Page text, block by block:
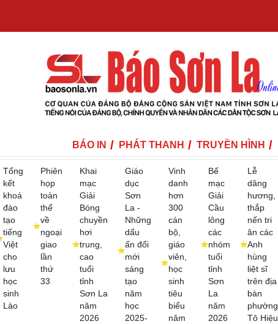
BÁO IN PHÁT THANH TRUYỀN HÌNH
Tổng
kết
khoá
đào
tạo
tiếng
Việt
cho
lưu
học
sinh
Lào
Phiên
họp
toàn
thể
về
ngoại
giao
lần
thứ
33
Khai
mạc
Giải
Bóng
chuyền
hơi
trung,
cao
tuổi
tỉnh
Sơn La
năm
2026
Giáo
dục
Sơn
La -
Những
dấu
ấn đổi
mới
sáng
tạo
năm
học
2025-
Vinh
danh
hơn
300
cán
bộ,
giáo
viên,
học
sinh
tiêu
biểu
năm
Bế
mạc
Giải
Cầu
lông
các
nhóm
tuổi
tỉnh
Sơn
La
năm
2026
Lễ
dâng
hương,
thắp
nến tri
ân các
Anh
hùng
liệt sĩ
trên địa
bàn
phường
Tô Hiệu